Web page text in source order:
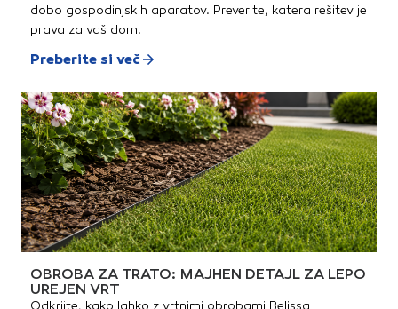
dobo gospodinjskih aparatov. Preverite, katera rešitev je
prava za vaš dom.
Preberite si več
OBROBA ZA TRATO: MAJHEN DETAJL ZA LEPO
UREJEN VRT